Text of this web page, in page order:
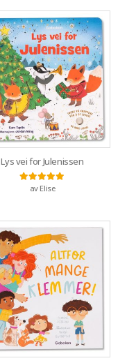
Lys vei for Julenissen
Vurdert5
av Elise